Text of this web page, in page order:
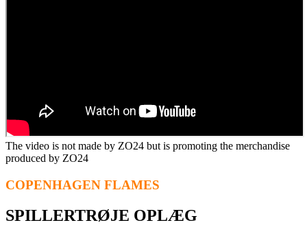
The video is not made by ZO24 but is promoting the merchandise
produced by ZO24
COPENHAGEN FLAMES
SPILLERTRØJE OPLÆG